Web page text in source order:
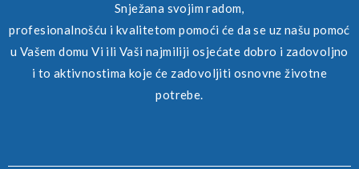
Snježana svojim radom,
profesionalnošću i kvalitetom pomoći će da se uz našu pomoć
u Vašem domu Vi ili Vaši najmiliji osjećate dobro i zadovoljno
i to aktivnostima koje će zadovoljiti osnovne životne
potrebe.